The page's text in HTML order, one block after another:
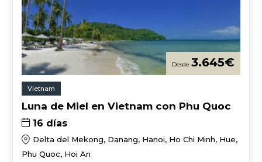
3.645€
Vietnam
Luna de Miel en Vietnam con Phu Quoc
16 días
Delta del Mekong, Danang, Hanoi, Ho Chi Minh, Hue,
Phu Quoc, Hoi An